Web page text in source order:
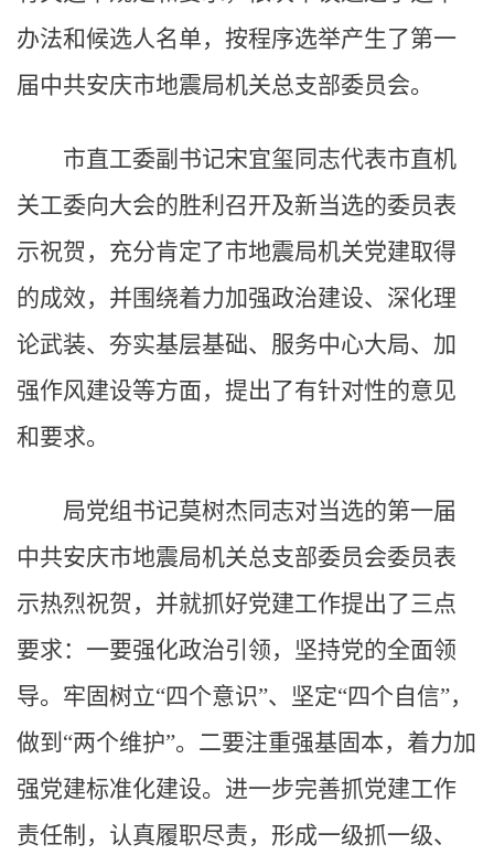
办法和候选人名单，按程序选举产生了第一
届中共安庆市地震局机关总支部委员会。
市直工委副书记宋宜玺同志代表市直机
关工委向大会的胜利召开及新当选的委员表
示祝贺，充分肯定了市地震局机关党建取得
的成效，并围绕着力加强政治建设、深化理
论武装、夯实基层基础、服务中心大局、加
强作风建设等方面，提出了有针对性的意见
和要求。
局党组书记莫树杰同志对当选的第一届
中共安庆市地震局机关总支部委员会委员表
示热烈祝贺，并就抓好党建工作提出了三点
要求：一要强化政治引领，坚持党的全面领
导。牢固树立“四个意识”、坚定“四个自信”，
做到“两个维护”。二要注重强基固本，着力加
强党建标准化建设。进一步完善抓党建工作
责任制，认真履职尽责，形成一级抓一级、